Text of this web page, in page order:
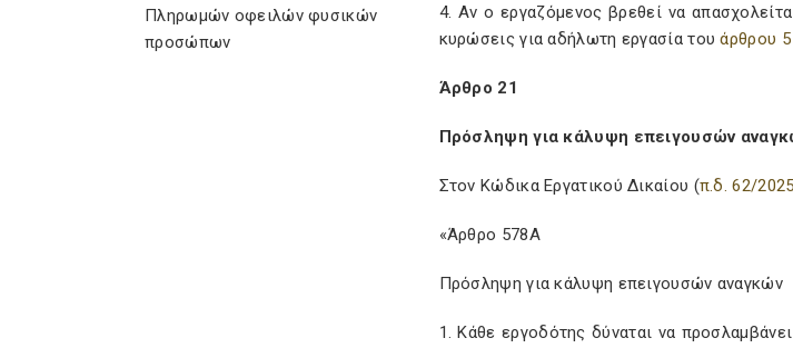
Πληρωμών οφειλών φυσικών
προσώπων
4. Αν ο εργαζόμενος βρεθεί να
κυρώσεις για αδήλωτη εργασία τουάρθρου
Άρθρο 21
Πρόσληψη για κάλυψη επειγουσών
Στον Κώδικα Εργατικού Δικαίου (π.δ. 62/
«Άρθρο 578Α
Πρόσληψη για κάλυψη επειγουσών αναγκών
1. Κάθε εργοδότης δύναται να